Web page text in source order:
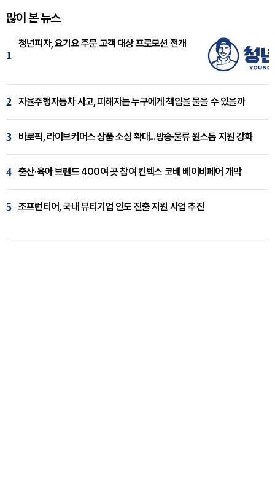
많이 본 뉴스
1
청년피자, 요기요 주문 고객 대상 프로모션 전개
2 자율주행자동차 사고, 피해자는 누구에게 책임을 물을 수 있을까
3 바로픽, 라이브커머스 상품 소싱 확대...방송·물류 원스톱 지원 강화
4 출산·육아 브랜드 400여 곳 참여 킨텍스 코베 베이비페어 개막
5 조프런티어, 국내 뷰티기업 인도 진출 지원 사업 추진